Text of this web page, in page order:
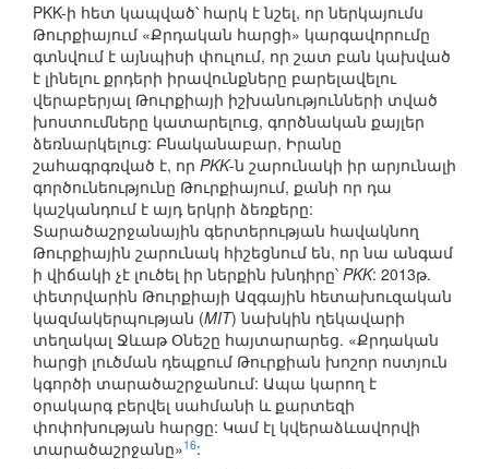
PKK-ի հետ կապված՝ հարկ է նշել, որ ներկայումս
Թուրքիայում «Քրդական հարցի» կարգավորումը
գտնվում է այնպիսի փուլում, որ շատ բան կախված
է լինելու քրդերի իրավունքները բարելավելու
վերաբերյալ Թուրքիայի իշխանությունների տված
խոստումները կատարելուց, գործնական քայլեր
ձեռնարկելուց: Բնականաբար, Իրանը
շահագրգռված է, որ PKK-ն շարունակի իր արյունալի
գործունեությունը Թուրքիայում, քանի որ դա
կաշկանդում է այդ երկրի ձեռքերը:
Տարածաշրջանային գերտերության հավակնող
Թուրքիային շարունակ հիշեցնում են, որ նա անգամ
ի վիճակի չէ լուծել իր ներքին խնդիրը՝ PKK: 2013թ.
փետրվարին Թուրքիայի Ազգային հետախուզական
կազմակերպության (MIT) նախկին ղեկավարի
տեղակալ Ջևաթ Օնեշը հայտարարեց. «Քրդական
հարցի լուծման դեպքում Թուրքիան խոշոր ոստյուն
կգործի տարածաշրջանում: Ապա կարող է
օրակարգ բերվել սահմանի և քարտեզի
փոփոխության հարցը: Կամ էլ կվերաձևավորվի
տարածաշրջանը»16: